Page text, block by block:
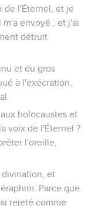
de l'Éternel, et je
envoyé ; et j'ai
détruit
et du gros
à l'exécration,
holocaustes et
voix de l'Éternel ?
l'oreille,
divination, et
Parce que
rejeté comme